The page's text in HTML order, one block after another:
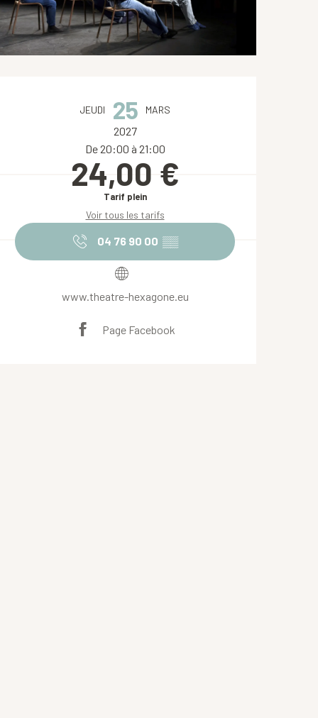
et coordonnées
JEUDI 25 MARS
2027
De 20:00 à 21:00
24,00 €
Tarif plein
Voir tous les tarifs
04 76 90 00 ▒▒
www.theatre-hexagone.eu
Page Facebook